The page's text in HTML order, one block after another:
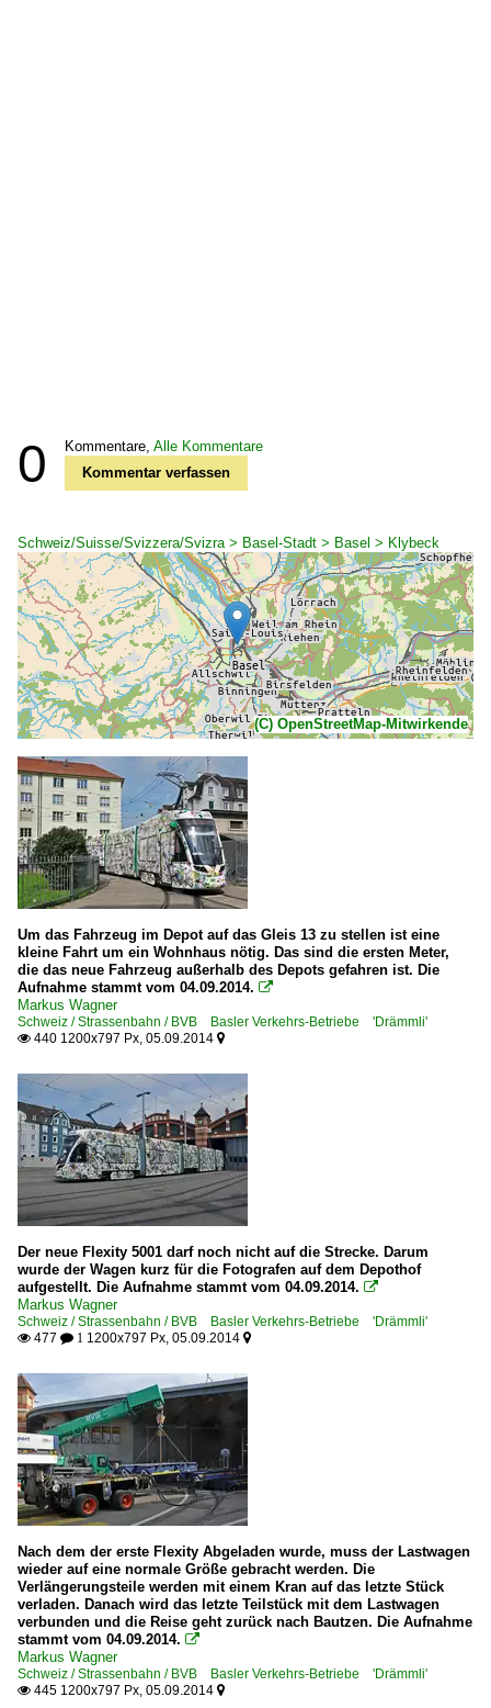
0 Kommentare, Alle Kommentare
Kommentar verfassen
Schweiz/Suisse/Svizzera/Svizra > Basel-Stadt > Basel > Klybeck
(C) OpenStreetMap-Mitwirkende
Um das Fahrzeug im Depot auf das Gleis 13 zu stellen ist eine
kleine Fahrt um ein Wohnhaus nötig. Das sind die ersten Meter,
die das neue Fahrzeug außerhalb des Depots gefahren ist. Die
Aufnahme stammt vom 04.09.2014. 
Markus Wagner
Schweiz / Strassenbahn / BVB Basler Verkehrs-Betriebe 'Drämmli'
 440 1200x797 Px, 05.09.2014 
Der neue Flexity 5001 darf noch nicht auf die Strecke. Darum
wurde der Wagen kurz für die Fotografen auf dem Depothof
aufgestellt. Die Aufnahme stammt vom 04.09.2014. 
Markus Wagner
Schweiz / Strassenbahn / BVB Basler Verkehrs-Betriebe 'Drämmli'
 477  1 1200x797 Px, 05.09.2014 
Nach dem der erste Flexity Abgeladen wurde, muss der Lastwagen
wieder auf eine normale Größe gebracht werden. Die
Verlängerungsteile werden mit einem Kran auf das letzte Stück
verladen. Danach wird das letzte Teilstück mit dem Lastwagen
verbunden und die Reise geht zurück nach Bautzen. Die Aufnahme
stammt vom 04.09.2014. 
Markus Wagner
Schweiz / Strassenbahn / BVB Basler Verkehrs-Betriebe 'Drämmli'
 445 1200x797 Px, 05.09.2014 